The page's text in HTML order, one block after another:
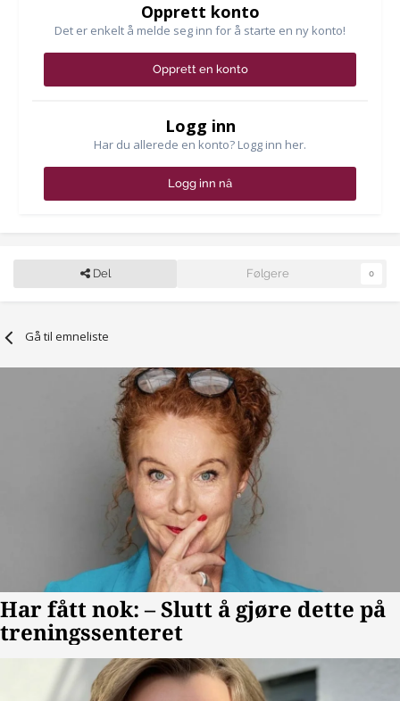
Opprett konto
Det er enkelt å melde seg inn for å starte en ny konto!
Opprett en konto
Logg inn
Har du allerede en konto? Logg inn her.
Logg inn nå
Del Følgere 0
Gå til emneliste